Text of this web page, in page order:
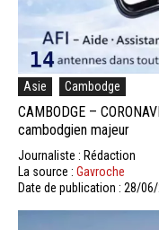
Asie Cambodge
CAMBODGE –
cambodgien majeur
Journaliste : Rédaction
La source : Gavroche
Date de publication : 28/06/